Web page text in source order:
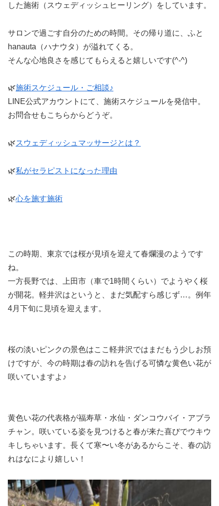
した施術（スウェディッシュヒーリング）をしています。
サロンで過ごす自分のための時間。その帰り道に、ふと
hanauta（ハナウタ）が溢れてくる。
そんな心地良さを感じてもらえると嬉しいです(^-^)
🌿施術スケジュール・ご相談♪
LINE公式アカウントにて、施術スケジュールを発信中。
お問合せもこちらからどうぞ。
🌿スウェディッシュマッサージとは？
🌿私がセラピストになった理由
🌿心を施す施術
この時期、東京では桜が見頃を迎えて春爛漫のようです
ね。
一方長野では、上田市（車で1時間くらい）でようやく桜
が開花。軽井沢はというと、まだ気配すら感じず…。例年
4月下旬に見頃を迎えます。
桜の淡いピンクの景色はここ軽井沢ではまだもう少しお預
けですが、今の時期は春の訪れを告げる可憐な黄色い花が
咲いていますよ♪
黄色い花の代表格が福寿草・水仙・ダンコウバイ・アブラ
チャン。咲いている姿を見つけると春が来た喜びでウキウ
キしちゃいます。長くて寒〜い冬があるからこそ、春の訪
れはなにより嬉しい！